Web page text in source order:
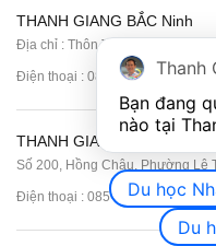
THANH GIANG BẮC Ninh
Địa chỉ : Thôn Trám, Xã Tiên Lục,
Điện thoại : 084 993 2233
THANH GIANG HẢI PHÒNG
Số 200, Hồng Châu, Phường Lê
Điện thoại : 085 334 2233
Thanh
Bạn đang
nào tại
Du học
Du